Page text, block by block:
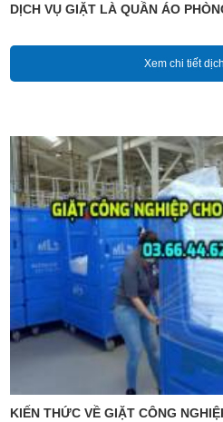
DỊCH VỤ GIẶT LÀ QUẦN ÁO
Xem chi tiết
KIẾN THỨC VỀ GIẶT CÔNG